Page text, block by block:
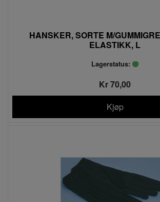
HANSKER, SORTE M/
ELASTIKK, L
Lagerstatus:
Kr 70,00
Kjøp